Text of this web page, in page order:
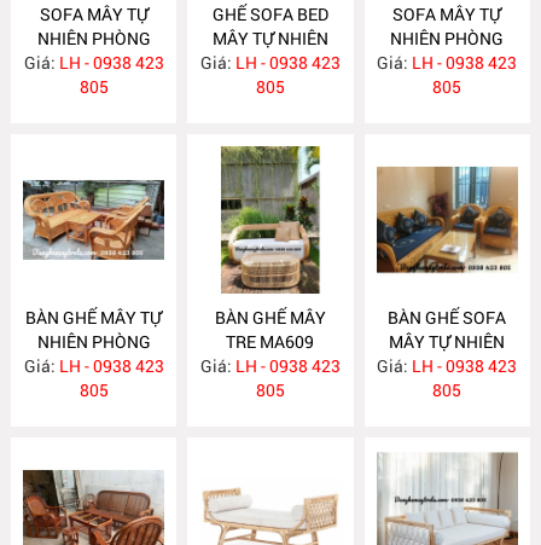
SOFA MÂY TỰ
NHIÊN PHÒNG
KHÁCH MA620
Giá: LH - 0938 423
805
GHẾ SOFA BED
MÂY TỰ NHIÊN
MA615
Giá: LH - 0938 423
805
SOFA MÂY TỰ
NHIÊN PHÒNG
KHÁCH MA612
Giá: LH - 0938 423
805
BÀN GHẾ MÂY TỰ
NHIÊN PHÒNG
KHÁCH MA610
Giá: LH - 0938 423
805
BÀN GHẾ MÂY
TRE MA609
Giá: LH - 0938 423
805
BÀN GHẾ SOFA
MÂY TỰ NHIÊN
PHÒNG KHÁCH
MA608
Giá: LH - 0938 423
805